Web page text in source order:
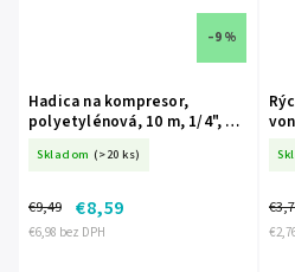
–9 %
Hadica na kompresor,
polyetylénová, 10 m, 1/4", 12
Skladom (>20 ks)
€6,98 bez DPH
€9,49 €8,59